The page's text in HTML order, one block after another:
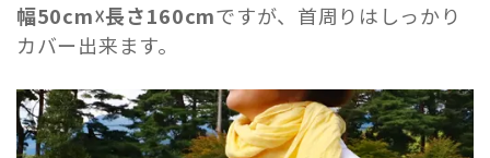
幅50cm☓長さ160cmですが、首周りはしっかり
カバー出来ます。